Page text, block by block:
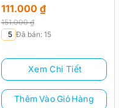
151.000₫
Giá
là:
151.000 ₫.
111.000 ₫
Giá
tại
111.000 ₫.
5 Đã bán: 15
Xem Chi Tiết
Thêm Vào Giỏ Hàng